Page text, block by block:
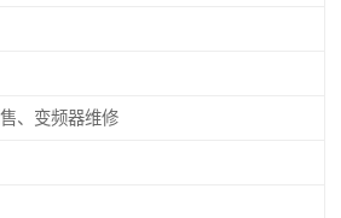
、变频器维修